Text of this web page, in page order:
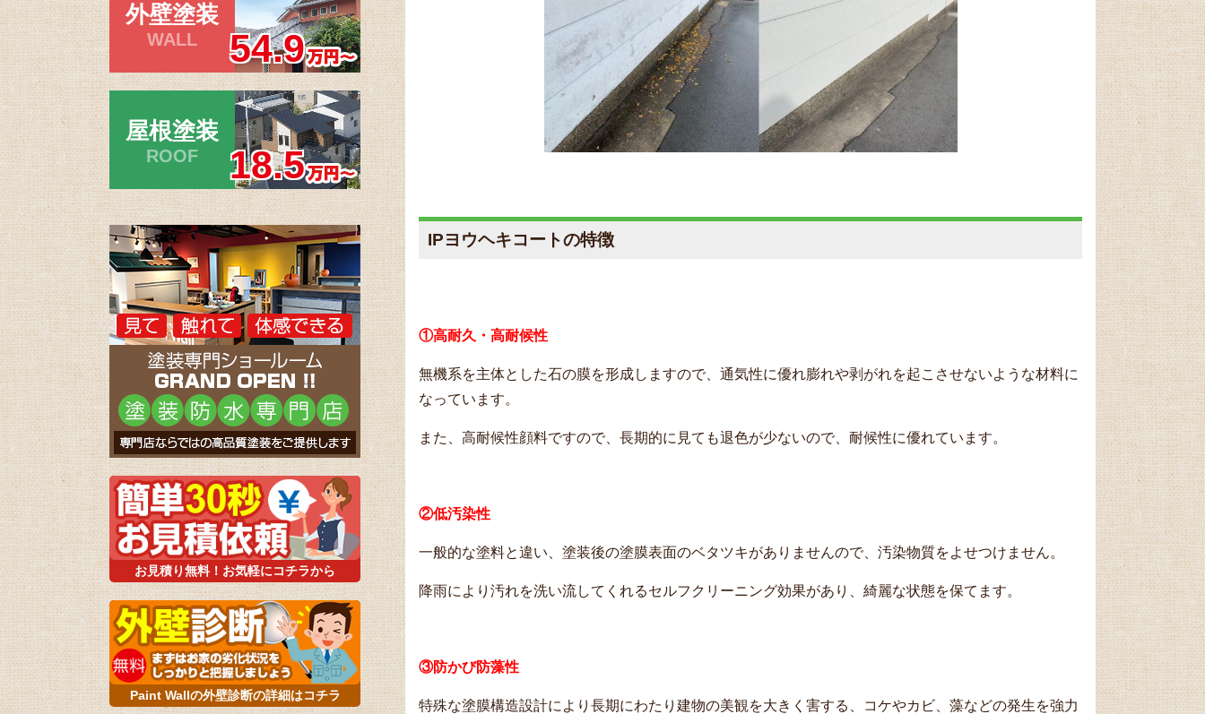
IPヨウヘキコートの特徴
①高耐久・高耐候性
無機系を主体とした石の膜を形成しますので、通気性に優れ膨れや剥がれを起こさせないような材料に
なっています。
また、高耐候性顔料ですので、長期的に見ても退色が少ないので、耐候性に優れています。
②低汚染性
一般的な塗料と違い、塗装後の塗膜表面のベタツキがありませんので、汚染物質をよせつけません。
降雨により汚れを洗い流してくれるセルフクリーニング効果があり、綺麗な状態を保てます。
③防かび防藻性
特殊な塗膜構造設計により長期にわたり建物の美観を大きく害する、コケやカビ、藻などの発生を強力
外壁塗装
WALL 54.9
屋根塗装
ROOF 18.5
お見積り無料！お気軽にコチラから
Paint Wallの外壁診断の詳細はコチラ